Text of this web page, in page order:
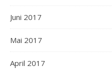
Juni 2017
Mai 2017
April 2017